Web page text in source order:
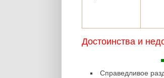
Достоинства и
Справедливое